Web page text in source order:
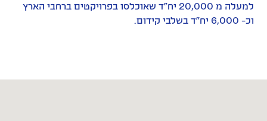
למעלה מ 20,000 יח"ד שאוכלסו בפרויקטים ברחבי הארץ
וכ- 6,000 יח"ד בשלבי קידום.